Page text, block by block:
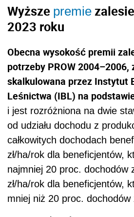
Wyższe premie
2023 roku
Obecna wysokość premii
potrzeby PROW 2004–2006,
skalkulowana przez Instytut
Leśnictwa (IBL) na
i jest rozróżniona na dwie
od udziału dochodu z
całkowitych dochodach
zł/ha/rok dla beneficjentów,
najmniej 20 proc. dochodów
zł/ha/rok dla beneficjentów,
mniej niż 20 proc. dochodów